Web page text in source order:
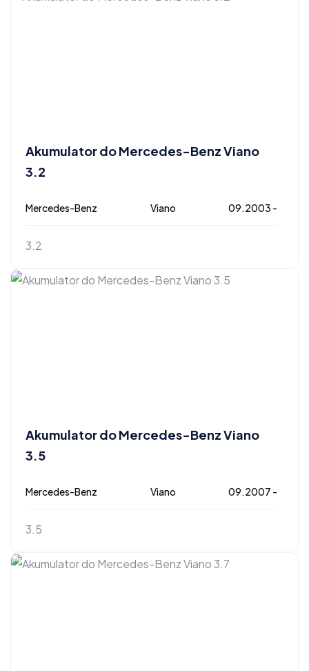
Akumulator do Mercedes-Benz Viano
3.2
Mercedes-Benz Viano 09.2003 -
3.2
Akumulator do Mercedes-Benz Viano
3.5
Mercedes-Benz Viano 09.2007 -
3.5